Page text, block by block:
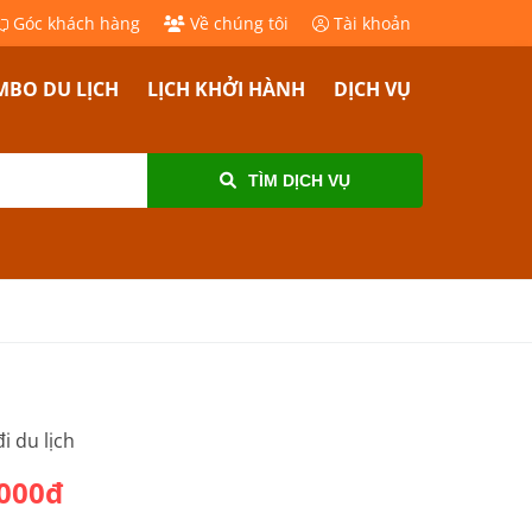
Góc khách hàng Về chúng tôi Tài khoản
DU LỊCH LỊCH KHỞI HÀNH DỊCH VỤ
TÌM DỊCH VỤ
du lịch